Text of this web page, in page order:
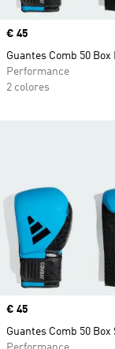
Precio
€ 45
Guantes Comb 50 Box
Performance
2 colores
Precio
€ 45
Guantes Comb 50 Box